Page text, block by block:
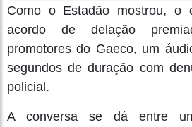
Como o Estadão mostrou, o
acordo de delação
promotores do Gaeco, um
segundos de duração com
policial.
A conversa se dá entre